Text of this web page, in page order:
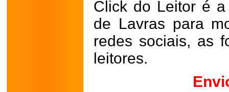
Click do Leitor é
de Lavras para
redes sociais, as
leitores.